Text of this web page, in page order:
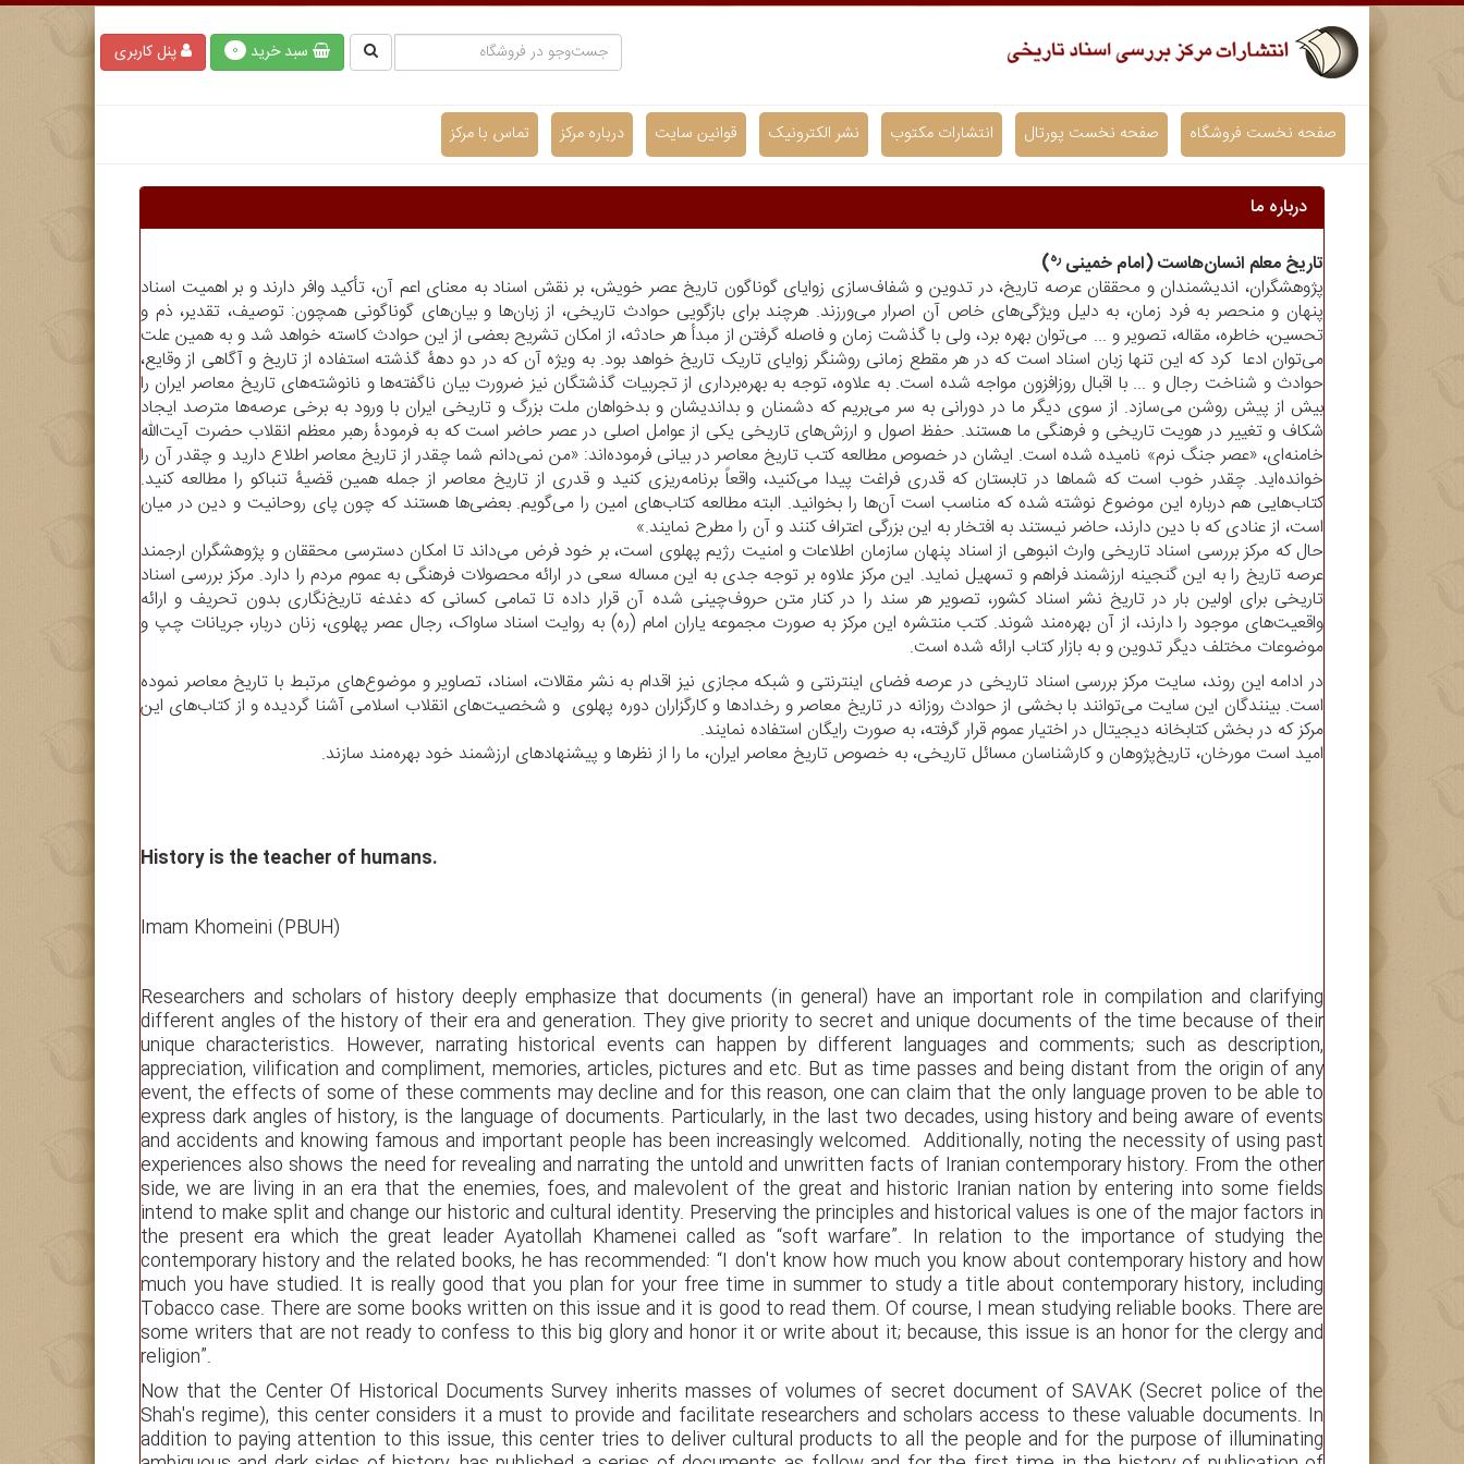
سبد خرید 0 پنل کاربری
صفحه نخست فروشگاه صفحه نخست پورتال انتشارات مکتوب نشر الکترونیک قوانین سایت درباره مرکز تماس با مرکز
درباره ما
تاریخ معلم انسان‌هاست (امام خمینی ره)
پژوهشگران، اندیشمندان و محققان عرصه تاریخ، در تدوین و شفاف‌سازی زوایای گوناگون تاریخ عصر خویش، بر نقش اسناد به معنای اعم آن، تأکید وافر دارند و بر اهمیت اسناد
پنهان و منحصر به فرد زمان، به دلیل ویژگی‌های خاص آن اصرار می‌ورزند. هرچند برای بازگویی حوادث تاریخی، از زبان‌ها و بیان‌های گوناگونی همچون: توصیف، تقدیر، ذم و
تحسین، خاطره، مقاله، تصویر و ... می‌توان بهره برد، ولی با گذشت زمان و فاصله گرفتن از مبدأ هر حادثه، از امکان تشریح بعضی از این حوادث کاسته خواهد شد و به همین علت
می‌توان ادعا کرد که این تنها زبان اسناد است که در هر مقطع زمانی روشنگر زوایای تاریک تاریخ خواهد بود. به ویژه آن که در دو دهۀ گذشته استفاده از تاریخ و آگاهی از وقایع،
حوادث و شناخت رجال و ... با اقبال روزافزون مواجه شده است. به علاوه، توجه به بهره‌برداری از تجربیات گذشتگان نیز ضرورت بیان ناگفته‌ها و نانوشته‌های تاریخ معاصر ایران را
بیش از پیش روشن می‌سازد. از سوی دیگر ما در دورانی به سر می‌بریم که دشمنان و بداندیشان و بدخواهان ملت بزرگ و تاریخی ایران با ورود به برخی عرصه‌ها مترصد ایجاد
شکاف و تغییر در هویت تاریخی و فرهنگی ما هستند. حفظ اصول و ارزش‌های تاریخی یکی از عوامل اصلی در عصر حاضر است که به فرمودۀ رهبر معظم انقلاب حضرت آیت‌الله
خامنه‌ای، «عصر جنگ نرم» نامیده شده است. ایشان در خصوص مطالعه کتب تاریخ معاصر در بیانی فرموده‌اند: «من نمی‌دانم شما چقدر از تاریخ معاصر اطلاع دارید و چقدر آن را
خوانده‌اید. چقدر خوب است که شماها در تابستان که قدری فراغت پیدا می‌کنید، واقعاً برنامه‌ریزی کنید و قدری از تاریخ معاصر از جمله همین قضیۀ تنباکو را مطالعه کنید.
کتاب‌هایی هم درباره این موضوع نوشته شده که مناسب است آن‌ها را بخوانید. البته مطالعه کتاب‌های امین را می‌گویم. بعضی‌ها هستند که چون پای روحانیت و دین در میان
است، از عنادی که با دین دارند، حاضر نیستند به افتخار به این بزرگی اعتراف کنند و آن را مطرح نمایند.»
حال که مرکز بررسی اسناد تاریخی وارث انبوهی از اسناد پنهان سازمان اطلاعات و امنیت رژیم پهلوی است، بر خود فرض می‌داند تا امکان دسترسی محققان و پژوهشگران ارجمند
عرصه تاریخ را به این گنجینه ارزشمند فراهم و تسهیل نماید. این مرکز علاوه بر توجه جدی به این مساله سعی در ارائه محصولات فرهنگی به عموم مردم را دارد. مرکز بررسی اسناد
تاریخی برای اولین بار در تاریخ نشر اسناد کشور، تصویر هر سند را در کنار متن حروف‌چینی شده آن قرار داده تا تمامی کسانی که دغدغه تاریخ‌نگاری بدون تحریف و ارائه
واقعیت‌های موجود را دارند، از آن بهره‌مند شوند. کتب منتشره این مرکز به صورت مجموعه یاران امام (ره) به روایت اسناد ساواک، رجال عصر پهلوی، زنان دربار، جریانات چپ و
موضوعات مختلف دیگر تدوین و به بازار کتاب ارائه شده است.
در ادامه این روند، سایت مرکز بررسی اسناد تاریخی در عرصه فضای اینترنتی و شبکه مجازی نیز اقدام به نشر مقالات، اسناد، تصاویر و موضوع‌های مرتبط با تاریخ معاصر نموده
است. بینندگان این سایت می‌توانند با بخشی از حوادث روزانه در تاریخ معاصر و رخدادها و کارگزاران دوره پهلوی و شخصیت‌های انقلاب اسلامی آشنا گردیده و از کتاب‌های این
مرکز که در بخش کتابخانه دیجیتال در اختیار عموم قرار گرفته، به صورت رایگان استفاده نمایند.
امید است مورخان، تاریخ‌پژوهان و کارشناسان مسائل تاریخی، به خصوص تاریخ معاصر ایران، ما را از نظرها و پیشنهادهای ارزشمند خود بهره‌مند سازند.
History is the teacher of humans.
Imam Khomeini (PBUH)
Researchers and scholars of history deeply emphasize that documents (in general) have an important role in compilation and clarifying
different angles of the history of their era and generation. They give priority to secret and unique documents of the time because of their
unique characteristics. However, narrating historical events can happen by different languages and comments; such as description,
appreciation, vilification and compliment, memories, articles, pictures and etc. But as time passes and being distant from the origin of any
event, the effects of some of these comments may decline and for this reason, one can claim that the only language proven to be able to
express dark angles of history, is the language of documents. Particularly, in the last two decades, using history and being aware of events
and accidents and knowing famous and important people has been increasingly welcomed. Additionally, noting the necessity of using past
experiences also shows the need for revealing and narrating the untold and unwritten facts of Iranian contemporary history. From the other
side, we are living in an era that the enemies, foes, and malevolent of the great and historic Iranian nation by entering into some fields
intend to make split and change our historic and cultural identity. Preserving the principles and historical values is one of the major factors in
the present era which the great leader Ayatollah Khamenei called as “soft warfare”. In relation to the importance of studying the
contemporary history and the related books, he has recommended: “I don't know how much you know about contemporary history and how
much you have studied. It is really good that you plan for your free time in summer to study a title about contemporary history, including
Tobacco case. There are some books written on this issue and it is good to read them. Of course, I mean studying reliable books. There are
some writers that are not ready to confess to this big glory and honor it or write about it; because, this issue is an honor for the clergy and
religion”.
Now that the Center Of Historical Documents Survey inherits masses of volumes of secret document of SAVAK (Secret police of the
Shah's regime), this center considers it a must to provide and facilitate researchers and scholars access to these valuable documents. In
addition to paying attention to this issue, this center tries to deliver cultural products to all the people and for the purpose of illuminating